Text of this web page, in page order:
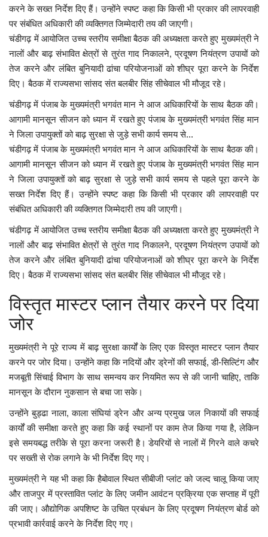
राशिफल
संपर्क
करने के सख्त निर्देश दिए हैं। उन्होंने स्पष्ट कहा कि किसी भी प्रकार की लापरवाही
पर संबंधित अधिकारी की व्यक्तिगत जिम्मेदारी तय की जाएगी।
चंडीगढ़ में आयोजित उच्च स्तरीय समीक्षा बैठक की अध्यक्षता करते हुए मुख्यमंत्री ने
नालों और बाढ़ संभावित क्षेत्रों से तुरंत गाद निकालने, प्रदूषण नियंत्रण उपायों को
तेज करने और लंबित बुनियादी ढांचा परियोजनाओं को शीघ्र पूरा करने के निर्देश
दिए। बैठक में राज्यसभा सांसद संत बलबीर सिंह सीचेवाल भी मौजूद रहे।
चंडीगढ़ में पंजाब के मुख्यमंत्री भगवंत मान ने आज अधिकारियों के साथ बैठक की।
आगामी मानसून सीजन को ध्यान में रखते हुए पंजाब के मुख्यमंत्री भगवंत सिंह मान
ने जिला उपायुक्तों को बाढ़ सुरक्षा से जुड़े सभी कार्य समय से...
चंडीगढ़ में पंजाब के मुख्यमंत्री भगवंत मान ने आज अधिकारियों के साथ बैठक की।
आगामी मानसून सीजन को ध्यान में रखते हुए पंजाब के मुख्यमंत्री भगवंत सिंह मान
ने जिला उपायुक्तों को बाढ़ सुरक्षा से जुड़े सभी कार्य समय से पहले पूरा करने के
सख्त निर्देश दिए हैं। उन्होंने स्पष्ट कहा कि किसी भी प्रकार की लापरवाही पर
संबंधित अधिकारी की व्यक्तिगत जिम्मेदारी तय की जाएगी।
चंडीगढ़ में आयोजित उच्च स्तरीय समीक्षा बैठक की अध्यक्षता करते हुए मुख्यमंत्री ने
नालों और बाढ़ संभावित क्षेत्रों से तुरंत गाद निकालने, प्रदूषण नियंत्रण उपायों को
तेज करने और लंबित बुनियादी ढांचा परियोजनाओं को शीघ्र पूरा करने के निर्देश
दिए। बैठक में राज्यसभा सांसद संत बलबीर सिंह सीचेवाल भी मौजूद रहे।
विस्तृत मास्टर प्लान तैयार करने पर दिया
जोर
मुख्यमंत्री ने पूरे राज्य में बाढ़ सुरक्षा कार्यों के लिए एक विस्तृत मास्टर प्लान तैयार
करने पर जोर दिया। उन्होंने कहा कि नदियों और ड्रेनों की सफाई, डी-सिल्टिंग और
मजबूती सिंचाई विभाग के साथ समन्वय कर नियमित रूप से की जानी चाहिए, ताकि
मानसून के दौरान नुकसान से बचा जा सके।
उन्होंने बुड्ढा नाला, काला संघियां ड्रेन और अन्य प्रमुख जल निकायों की सफाई
कार्यों की समीक्षा करते हुए कहा कि कई स्थानों पर काम तेज किया गया है, लेकिन
इसे समयबद्ध तरीके से पूरा करना जरूरी है। डेयरियों से नालों में गिरने वाले कचरे
पर सख्ती से रोक लगाने के भी निर्देश दिए गए।
मुख्यमंत्री ने यह भी कहा कि हैबोवाल स्थित सीबीजी प्लांट को जल्द चालू किया जाए
और ताजपुर में प्रस्तावित प्लांट के लिए जमीन आवंटन प्रक्रिया एक सप्ताह में पूरी
की जाए। औद्योगिक अपशिष्ट के उचित प्रबंधन के लिए प्रदूषण नियंत्रण बोर्ड को
प्रभावी कार्रवाई करने के निर्देश दिए गए।